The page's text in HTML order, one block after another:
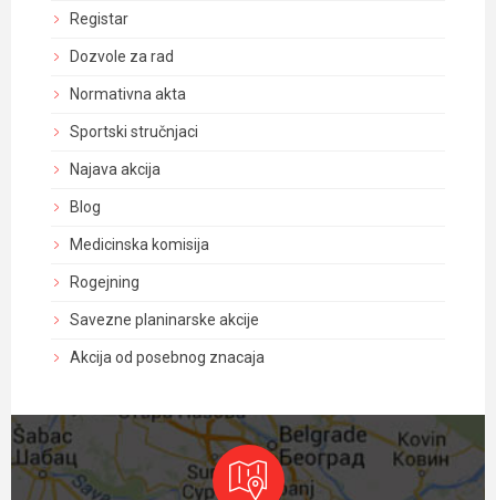
Registar
Dozvole za rad
Normativna akta
Sportski stručnjaci
Najava akcija
Blog
Medicinska komisija
Rogejning
Savezne planinarske akcije
Akcija od posebnog znacaja